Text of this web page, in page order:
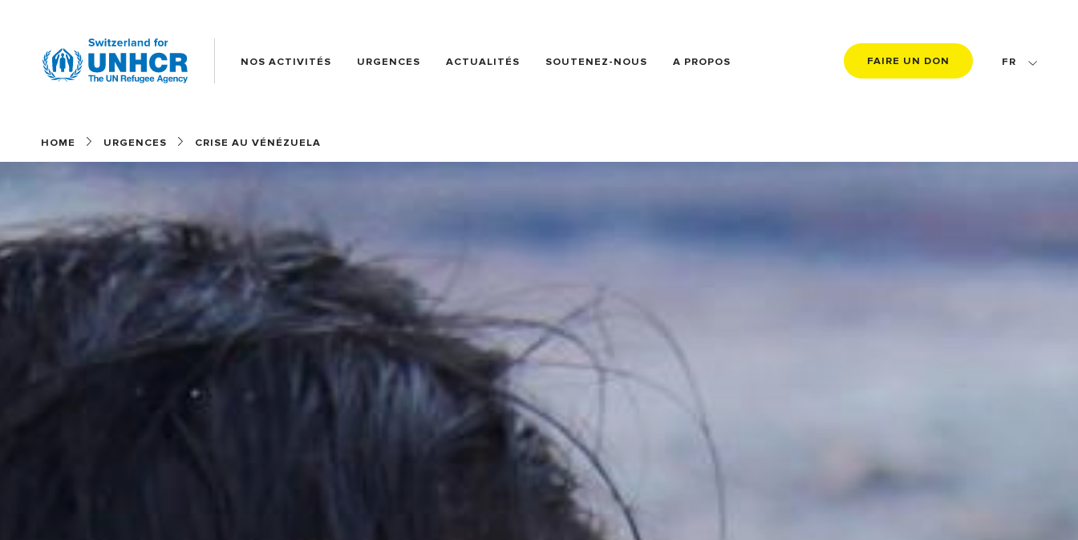
(FR)
NOS ACTIVITÉS URGENCES ACTUALITÉS SOUTENEZ-NOUS A PROPOS FAIRE UN DON
FR
HOME URGENCES CRISE AU VÉNÉZUELA